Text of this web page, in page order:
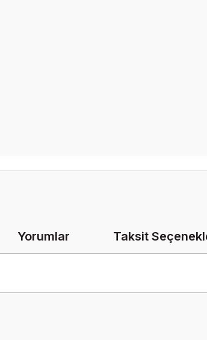
Yorumlar Taksit